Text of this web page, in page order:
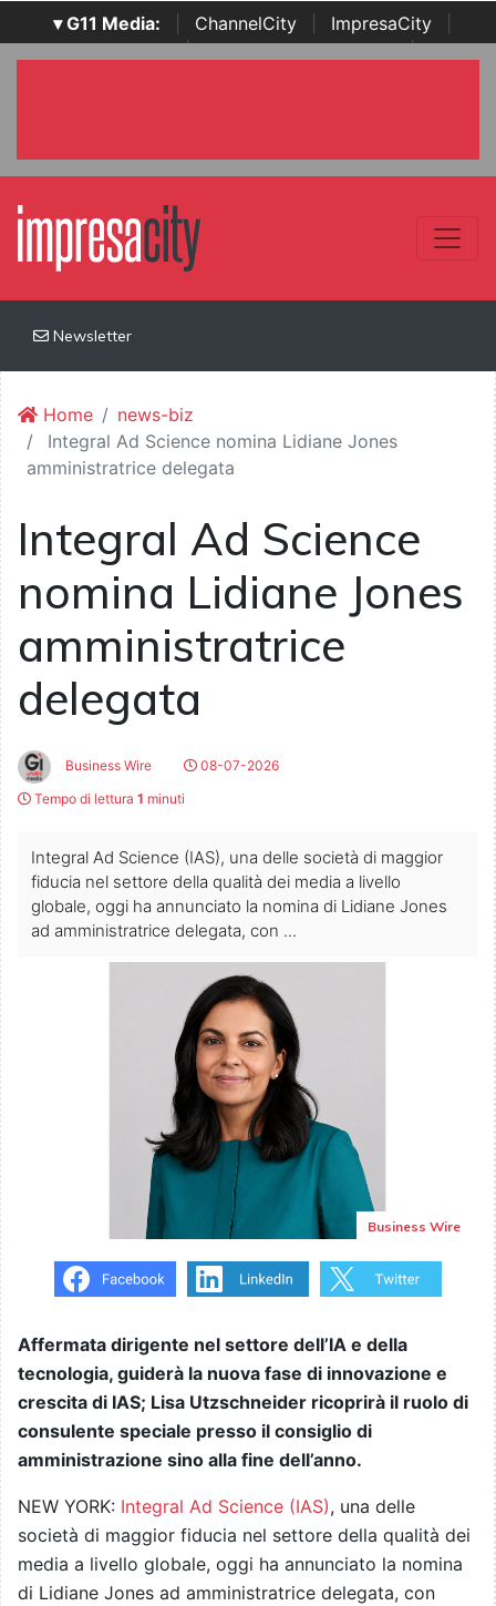
▾ G11 Media: ChannelCity ImpresaCity
SecurityOpenLab | Italian Channel Awards | Italian
Newsletter
Home
news-biz
Integral Ad Science nomina Lidiane Jones
amministratrice delegata
Integral Ad Science
nomina Lidiane Jones
amministratrice
delegata
Business Wire
08-07-2026
Tempo di lettura 1 minuti
Integral Ad Science (IAS), una delle società di maggior
fiducia nel settore della qualità dei media a livello
globale, oggi ha annunciato la nomina di Lidiane Jones
ad amministratrice delegata, con ...
Business Wire
Affermata dirigente nel settore dell’IA e della
tecnologia, guiderà la nuova fase di innovazione e
crescita di IAS; Lisa Utzschneider ricoprirà il ruolo di
consulente speciale presso il consiglio di
amministrazione sino alla fine dell’anno.
NEW YORK: Integral Ad Science (IAS), una delle
società di maggior fiducia nel settore della qualità dei
media a livello globale, oggi ha annunciato la nomina
di Lidiane Jones ad amministratrice delegata, con